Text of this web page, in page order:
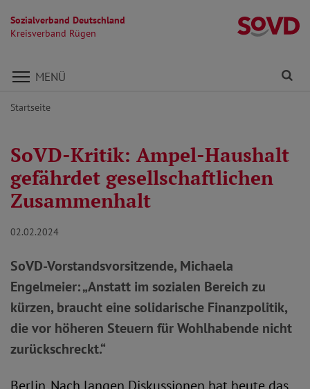
Sozialverband Deutschland
Kreisverband Rügen
Direkt zu den Inhalten springen
MENÜ
Startseite
SoVD-Kritik: Ampel-Haushalt
gefährdet gesellschaftlichen
Zusammenhalt
02.02.2024
SoVD-Vorstandsvorsitzende, Michaela
Engelmeier: „Anstatt im sozialen Bereich zu
kürzen, braucht eine solidarische Finanzpolitik,
die vor höheren Steuern für Wohlhabende nicht
zurückschreckt.“